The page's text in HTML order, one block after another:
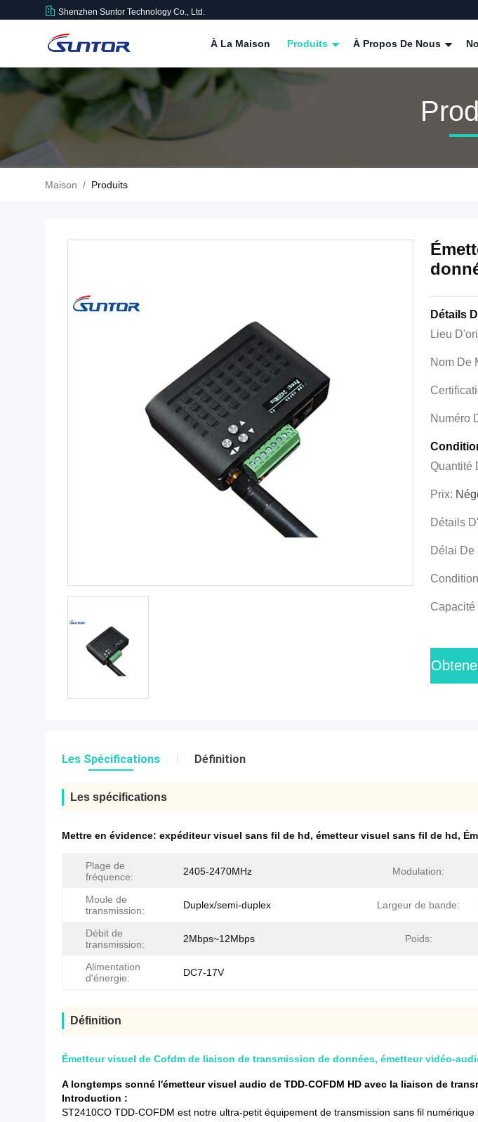
Shenzhen Suntor Technology Co., Ltd.
À La Maison Produits À Propos De Nous
Maison / Produits
Détails
Lieu
Nom De
Numéro
Quantité
Prix:
Détails
Délai De
Capacité
Les Spécifications Définition
Les spécifications
Mettre en évidence: expéditeur visuel sans fil de hd, émetteur visuel sans fil de hd,
Plage de
fréquence:
2405-2470MHz Modulation:
Moule de
transmission:
Duplex/semi-duplex Largeur de bande:
Débit de
transmission:
2Mbps~12Mbps Poids:
Alimentation
d'énergie:
DC7-17V
Définition
Émetteur visuel de Cofdm de liaison de transmission de données, émetteur vidéo-
A longtemps sonné l'émetteur visuel audio de TDD-COFDM HD avec la liaison de
Introduction :
ST2410CO TDD-COFDM est notre ultra-petit équipement de transmission sans fil